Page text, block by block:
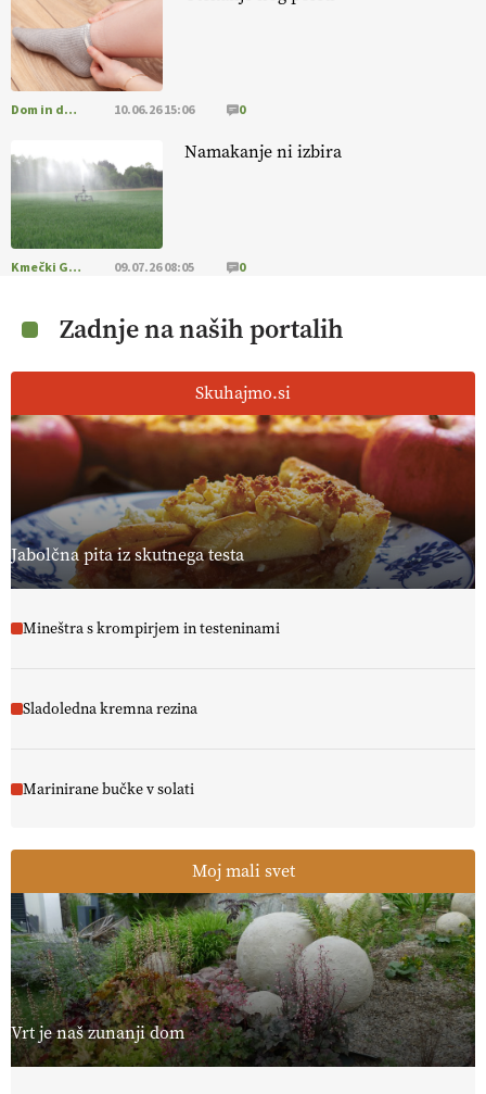
https://t.co/mnLHFv2VuP
[EKOloško = LOGIČNO ]
Ekološka reja kokoši skrbi za živali
in kakovostna jajca . VEČ
https://t.co/PX49GVsP1M
@EUAgri #IMCAP #CAP https://t.co/a1xatzEeid
[EKOloško = LOGIČNO ]
Za bolj zdrava tla, večjo odpornost tal
VEČ
[EKOloško = LOGIČNO ] Ekološka hrana: Resnica ali le dobra reklama?
PRISLUHNITE
@EUAgri #imcap #cap #eco #skp #vlog
https://t.co/yev5PreiJu
Dom in družina 10.06.26 15:06 0
Namakanje ni izbira
Kmečki Glas 09.07.26 08:05 0
Zadnje na naših portalih
Skuhajmo.si
Jabolčna pita iz skutnega testa
Mineštra s krompirjem in testeninami
Sladoledna kremna rezina
Marinirane bučke v solati
Moj mali svet
Vrt je naš zunanji dom